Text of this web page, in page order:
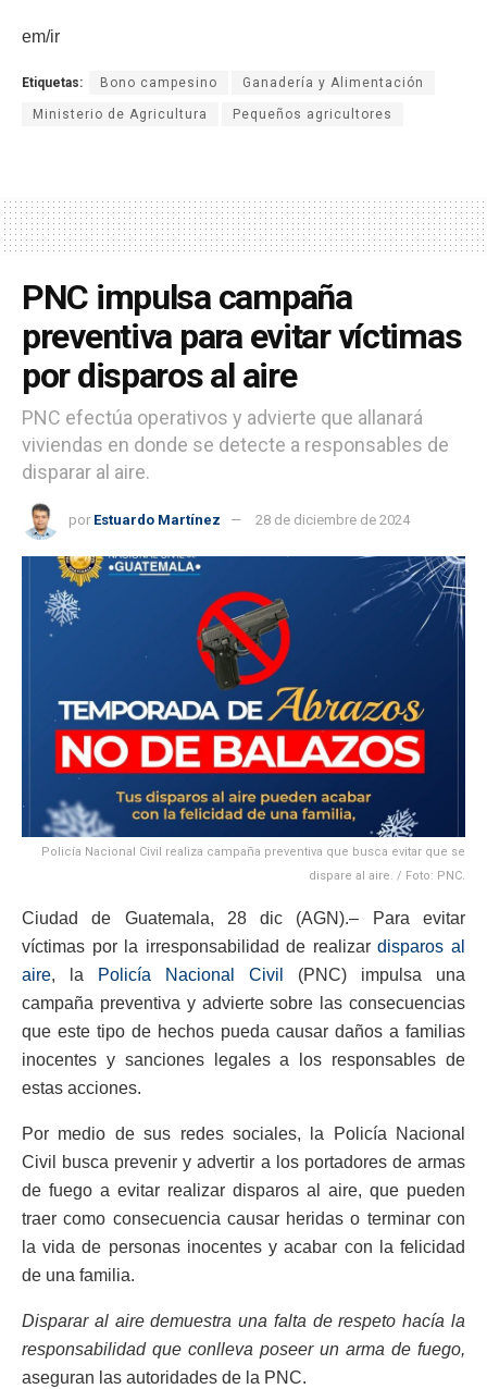
em/ir
Etiquetas: Bono campesino Ganadería y Alimentación
Ministerio de Agricultura Pequeños agricultores
PNC impulsa campaña
preventiva para evitar víctimas
por disparos al aire
PNC efectúa operativos y advierte que allanará
viviendas en donde se detecte a responsables de
disparar al aire.
por Estuardo Martínez 28 de diciembre de 2024
Policía Nacional Civil realiza campaña preventiva que busca evitar que se
dispare al aire. / Foto: PNC.
Ciudad de Guatemala, 28 dic (AGN).– Para evitar
víctimas por la irresponsabilidad de realizardisparos al
aire, la Policía Nacional Civil
(PNC) impulsa una
campaña preventiva y advierte sobre las consecuencias
que este tipo de hechos pueda causar daños a familias
inocentes y sanciones legales a los responsables de
estas acciones.
Por medio de sus redes sociales, la Policía Nacional
Civil busca prevenir y advertir a los portadores de armas
de fuego a evitar realizar disparos al aire, que pueden
traer como consecuencia causar heridas o terminar con
la vida de personas inocentes y acabar con la felicidad
de una familia.
Disparar al aire demuestra una falta de respeto hacía la
responsabilidad que conlleva poseer un arma de fuego,
aseguran las autoridades de la PNC.